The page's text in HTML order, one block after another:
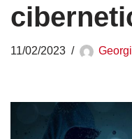
11/02/2023